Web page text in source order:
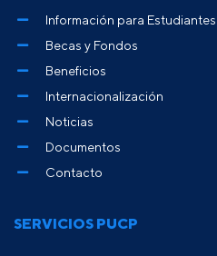
Información para Estudiantes
Becas y Fondos
Beneficios
Internacionalización
Noticias
Documentos
Contacto
SERVICIOS PUCP